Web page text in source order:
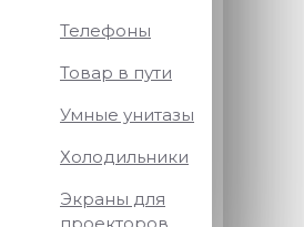
Телефоны
Товар в пути
Умные унитазы
Холодильники
Экраны для